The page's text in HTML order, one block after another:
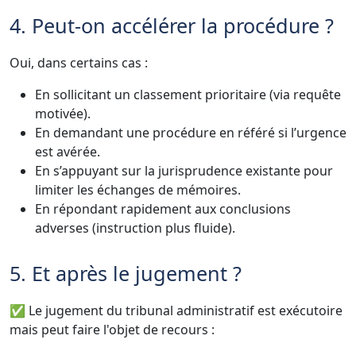
4. Peut-on accélérer la procédure ?
Oui, dans certains cas :
En sollicitant un classement prioritaire (via requête
motivée).
En demandant une procédure en référé si l’urgence
est avérée.
En s’appuyant sur la jurisprudence existante pour
limiter les échanges de mémoires.
En répondant rapidement aux conclusions
adverses (instruction plus fluide).
5. Et après le jugement ?
✅ Le jugement du tribunal administratif est exécutoire
mais peut faire l'objet de recours :